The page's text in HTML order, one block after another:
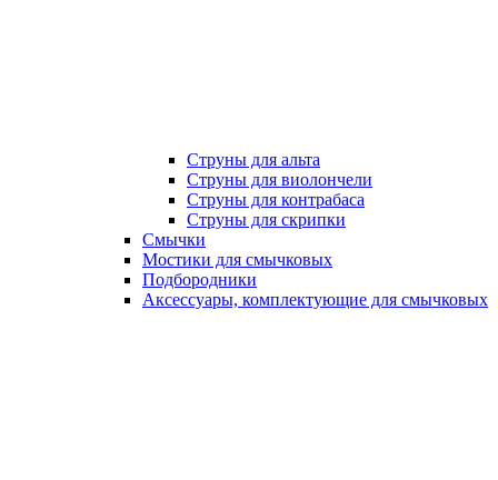
Струны для альта
Струны для виолончели
Струны для контрабаса
Струны для скрипки
Смычки
Мостики для смычковых
Подбородники
Аксеcсуары, комплектующие для смычковых